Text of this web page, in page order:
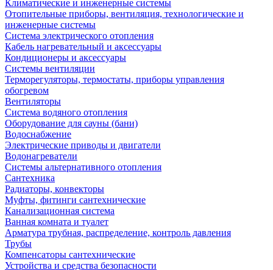
Климатические и инженерные системы
Отопительные приборы, вентиляция, технологические и
инженерные системы
Система электрического отопления
Кабель нагревательный и аксессуары
Кондиционеры и аксессуары
Системы вентиляции
Терморегуляторы, термостаты, приборы управления
обогревом
Вентиляторы
Система водяного отопления
Оборудование для сауны (бани)
Водоснабжение
Электрические приводы и двигатели
Водонагреватели
Системы альтернативного отопления
Сантехника
Радиаторы, конвекторы
Муфты, фитинги сантехнические
Канализационная система
Ванная комната и туалет
Арматура трубная, распределение, контроль давления
Трубы
Компенсаторы сантехнические
Устройства и средства безопасности